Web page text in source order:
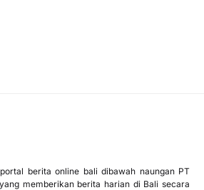
berita online bali dibawah naungan PT
yang memberikan berita harian di Bali secara